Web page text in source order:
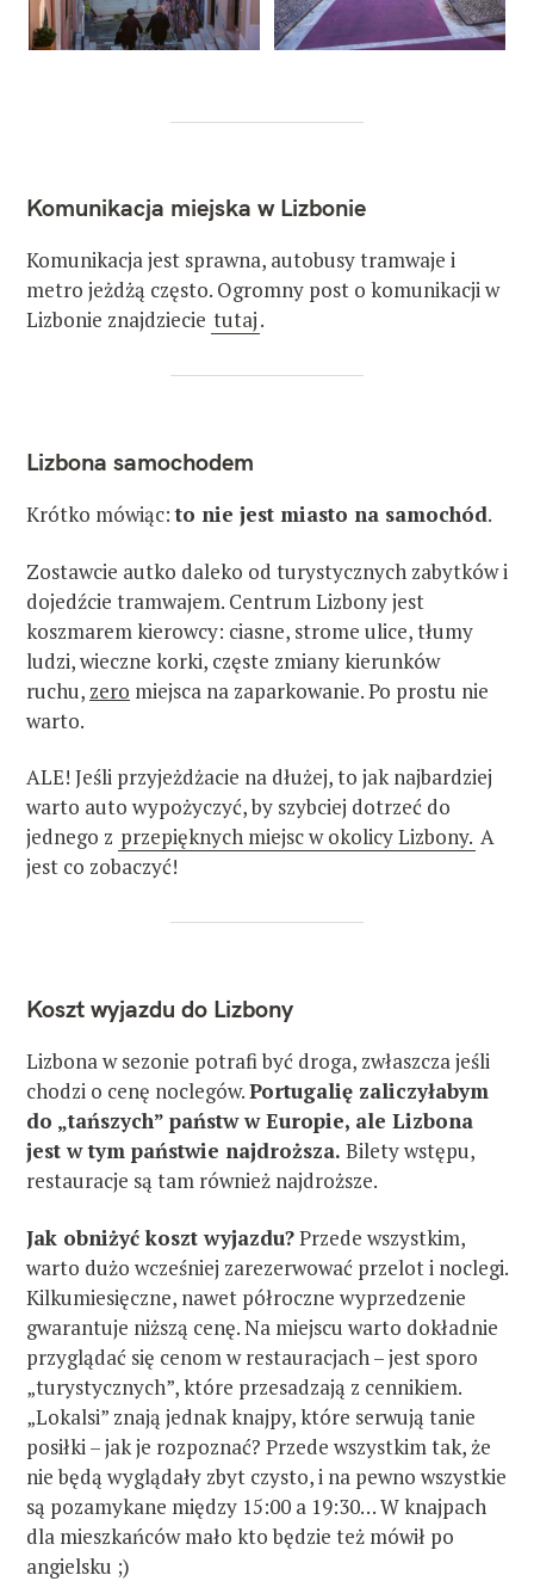
Komunikacja miejska w Lizbonie
Komunikacja jest sprawna, autobusy tramwaje i
metro jeżdżą często. Ogromny post o komunikacji w
Lizbonie znajdziecie tutaj.
Lizbona samochodem
Krótko mówiąc:to nie jest miasto na samochód.
Zostawcie autko daleko od turystycznych zabytków i
dojedźcie tramwajem. Centrum Lizbony jest
koszmarem kierowcy: ciasne, strome ulice, tłumy
ludzi, wieczne korki, częste zmiany kierunków
ruchu, zero miejsca na zaparkowanie. Po prostu nie
warto.
ALE! Jeśli przyjeżdżacie na dłużej, to jak najbardziej
warto auto wypożyczyć, by szybciej dotrzeć do
jednego z przepięknych miejsc w okolicy Lizbony. A
jest co zobaczyć!
Koszt wyjazdu do Lizbony
Lizbona w sezonie potrafi być droga, zwłaszcza jeśli
chodzi o cenę noclegów.Portugalię zaliczyłabym
do „tańszych” państw w Europie, ale Lizbona
jest w tym państwie najdroższa. Bilety wstępu,
restauracje są tam również najdroższe.
Jak obniżyć koszt wyjazdu?Przede wszystkim,
warto dużo wcześniej zarezerwować przelot i noclegi.
Kilkumiesięczne, nawet półroczne wyprzedzenie
gwarantuje niższą cenę. Na miejscu warto dokładnie
przyglądać się cenom w restauracjach – jest sporo
„turystycznych”, które przesadzają z cennikiem.
„Lokalsi” znają jednak knajpy, które serwują tanie
posiłki – jak je rozpoznać? Przede wszystkim tak, że
nie będą wyglądały zbyt czysto, i na pewno wszystkie
są pozamykane między 15:00 a 19:30… W knajpach
dla mieszkańców mało kto będzie też mówił po
angielsku ;)